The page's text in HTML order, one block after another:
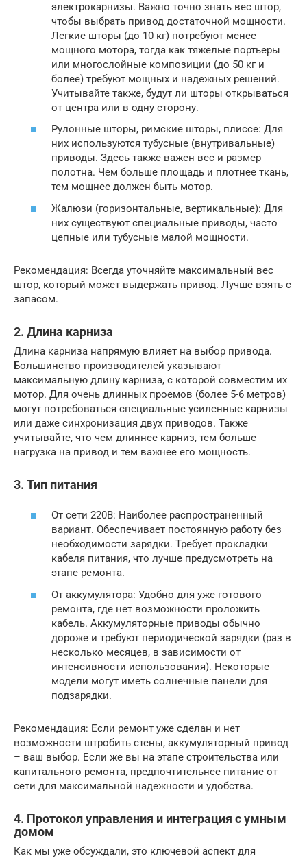
электрокарнизы. Важно точно знать вес штор,
чтобы выбрать привод достаточной мощности.
Легкие шторы (до 10 кг) потребуют менее
мощного мотора, тогда как тяжелые портьеры
или многослойные композиции (до 50 кг и
более) требуют мощных и надежных решений.
Учитывайте также, будут ли шторы открываться
от центра или в одну сторону.
Рулонные шторы, римские шторы, плиссе: Для
них используются тубусные (внутривальные)
приводы. Здесь также важен вес и размер
полотна. Чем больше площадь и плотнее ткань,
тем мощнее должен быть мотор.
Жалюзи (горизонтальные, вертикальные): Для
них существуют специальные приводы, часто
цепные или тубусные малой мощности.
Рекомендация: Всегда уточняйте максимальный вес
штор, который может выдержать привод. Лучше взять с
запасом.
2. Длина карниза
Длина карниза напрямую влияет на выбор привода.
Большинство производителей указывают
максимальную длину карниза, с которой совместим их
мотор. Для очень длинных проемов (более 5-6 метров)
могут потребоваться специальные усиленные карнизы
или даже синхронизация двух приводов. Также
учитывайте, что чем длиннее карниз, тем больше
нагрузка на привод и тем важнее его мощность.
3. Тип питания
От сети 220В: Наиболее распространенный
вариант. Обеспечивает постоянную работу без
необходимости зарядки. Требует прокладки
кабеля питания, что лучше предусмотреть на
этапе ремонта.
От аккумулятора: Удобно для уже готового
ремонта, где нет возможности проложить
кабель. Аккумуляторные приводы обычно
дороже и требуют периодической зарядки (раз в
несколько месяцев, в зависимости от
интенсивности использования). Некоторые
модели могут иметь солнечные панели для
подзарядки.
Рекомендация: Если ремонт уже сделан и нет
возможности штробить стены, аккумуляторный привод
– ваш выбор. Если же вы на этапе строительства или
капитального ремонта, предпочтительнее питание от
сети для максимальной надежности и удобства.
4. Протокол управления и интеграция с умным
домом
Как мы уже обсуждали, это ключевой аспект для